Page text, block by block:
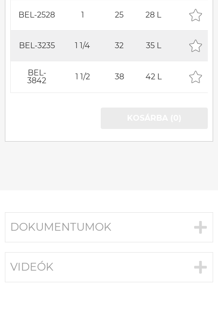
BEL-2528 1 25 28 L
BEL-3235 1 1/4 32 35 L
BEL-
3842
1 1/2 38 42 L
DOKUMENTUMOK
VIDEÓK